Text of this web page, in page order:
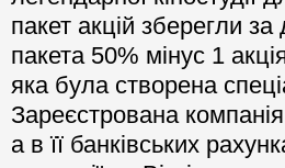
пакет акцій зберегли
пакета 50% мінус 1
яка була створена
Зареєстрована
а в її банківських